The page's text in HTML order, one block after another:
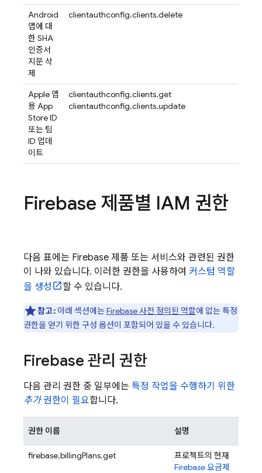
Android
앱에 대
한 SHA
인증서
지문 삭
제
clientauthconfig.clients.delete
Apple 앱
용 App
Store ID
또는 팀
ID 업데
이트
clientauthconfig.clients.get
clientauthconfig.clients.update
Firebase 제품별 IAM 권한
다음 표에는 Firebase 제품 또는 서비스와 관련된 권한
이 나와 있습니다. 이러한 권한을 사용하여 커스텀 역할
을 생성
할 수 있습니다.
참고:아래 섹션에는Firebase 사전 정의된 역할에 없는 특정
권한을 얻기 위한 구성 옵션이 포함되어 있을 수 있습니다.
Firebase 관리 권한
다음 관리 권한 중 일부에는 특정 작업을 수행하기 위한
추가권한이 필요합니다.
권한 이름 설명
firebase.billingPlans.get
프로젝트의 현재
Firebase 요금제